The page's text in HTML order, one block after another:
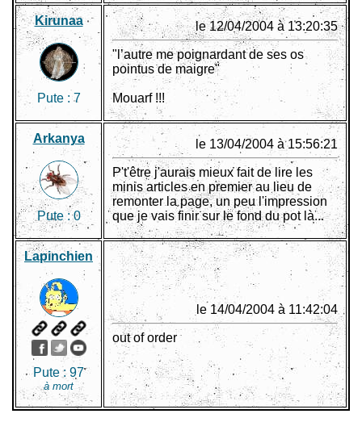
Kirunaa
Pute : 7
le 12/04/2004 à 13:20:35
"l’autre me poignardant de ses os
pointus de maigre"
Mouarf !!!
Arkanya
Pute :0
le 13/04/2004 à 15:56:21
P't'être j'aurais mieux fait de lire les
minis articles en premier au lieu de
remonter la page, un peu l'impression
que je vais finir sur le fond du pot là...
Lapinchien
Pute : 97
à mort
le 14/04/2004 à 11:42:04
out of order